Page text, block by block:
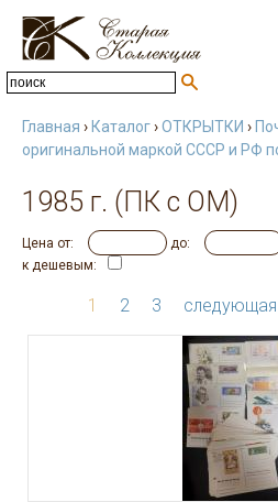
Главная › Каталог›ОТКРЫТКИ ›
оригинальной маркой СССР и РФ
1985 г. (ПК с ОМ)
Цена от: до:
к дешевым:
1 2 3 следующая